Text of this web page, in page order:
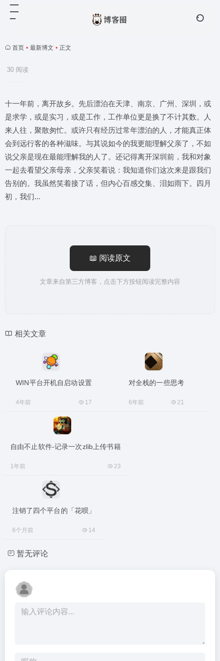
首页 • 最新博文 • 正文
30 阅读
十一年前，离开故乡。先后漂泊在天津、南京、广州、深圳，或
是求学，或是实习，或是工作，工作单位更是换了不计其数。人
来人往，聚散匆忙。或许只有经历过常年漂泊的人，才能真正体
会到远行客的各种滋味。与其说如今的我更能理解父亲了，不如
说父亲是现在最能理解我的人了。还记得离开深圳前，我和对象
一起去看望父亲母亲，父亲笑着说：我知道你们这次来是跟我们
告别的。我虽然笑着接了话，但内心百感交集、泪如雨下。四月
初，我们...
📖 阅读原文
文章来自第三方博客，点击下方按钮阅读完整内容
相关文章
WIN平台开机自启动设置
4年前 17
对全栈的一些思考
6年前 21
自由不止软件-记录一次zlib上传书籍
1年前 23
注销了四个平台的「花呗」
6个月前 14
暂无评论